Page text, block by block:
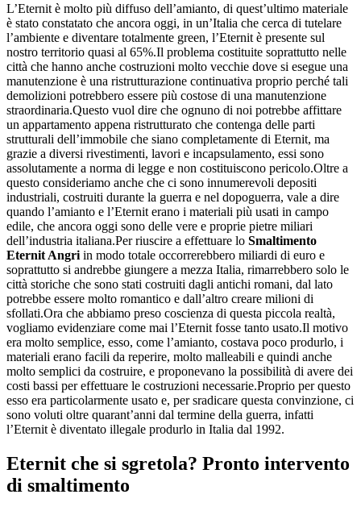
L’Eternit è molto più diffuso dell’amianto, di quest’ultimo materiale
è stato constatato che ancora oggi, in un’Italia che cerca di tutelare
l’ambiente e diventare totalmente green, l’Eternit è presente sul
nostro territorio quasi al 65%.Il problema costituite soprattutto nelle
città che hanno anche costruzioni molto vecchie dove si esegue una
manutenzione è una ristrutturazione continuativa proprio perché tali
demolizioni potrebbero essere più costose di una manutenzione
straordinaria.Questo vuol dire che ognuno di noi potrebbe affittare
un appartamento appena ristrutturato che contenga delle parti
strutturali dell’immobile che siano completamente di Eternit, ma
grazie a diversi rivestimenti, lavori e incapsulamento, essi sono
assolutamente a norma di legge e non costituiscono pericolo.Oltre a
questo consideriamo anche che ci sono innumerevoli depositi
industriali, costruiti durante la guerra e nel dopoguerra, vale a dire
quando l’amianto e l’Eternit erano i materiali più usati in campo
edile, che ancora oggi sono delle vere e proprie pietre miliari
dell’industria italiana.Per riuscire a effettuare lo Smaltimento
Eternit Angri in modo totale occorrerebbero miliardi di euro e
soprattutto si andrebbe giungere a mezza Italia, rimarrebbero solo le
città storiche che sono stati costruiti dagli antichi romani, dal lato
potrebbe essere molto romantico e dall’altro creare milioni di
sfollati.Ora che abbiamo preso coscienza di questa piccola realtà,
vogliamo evidenziare come mai l’Eternit fosse tanto usato.Il motivo
era molto semplice, esso, come l’amianto, costava poco produrlo, i
materiali erano facili da reperire, molto malleabili e quindi anche
molto semplici da costruire, e proponevano la possibilità di avere dei
costi bassi per effettuare le costruzioni necessarie.Proprio per questo
esso era particolarmente usato e, per sradicare questa convinzione, ci
sono voluti oltre quarant’anni dal termine della guerra, infatti
l’Eternit è diventato illegale produrlo in Italia dal 1992.
Eternit che si sgretola? Pronto intervento
di smaltimento